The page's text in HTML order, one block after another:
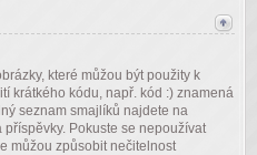
které můžou být použity k
krátkého kódu, např. kód :) znamená
seznam smajlíků najdete na
Pokuste se nepoužívat
můžou způsobit nečitelnost